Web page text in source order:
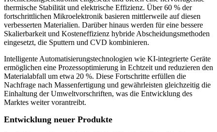
thermische Stabilität und elektrische Effizienz. Über 60 % der
fortschrittlichen Mikroelektronik basieren mittlerweile auf diesen
verbesserten Materialien. Darüber hinaus werden für eine bessere
Skalierbarkeit und Kosteneffizienz hybride Abscheidungsmethoden
eingesetzt, die Sputtern und CVD kombinieren.
Intelligente Automatisierungstechnologien wie KI-integrierte Geräte
ermöglichen eine Prozessoptimierung in Echtzeit und reduzieren den
Materialabfall um etwa 20 %. Diese Fortschritte erfüllen die
Nachfrage nach Massenfertigung und gewährleisten gleichzeitig die
Einhaltung der Umweltvorschriften, was die Entwicklung des
Marktes weiter vorantreibt.
Entwicklung neuer Produkte